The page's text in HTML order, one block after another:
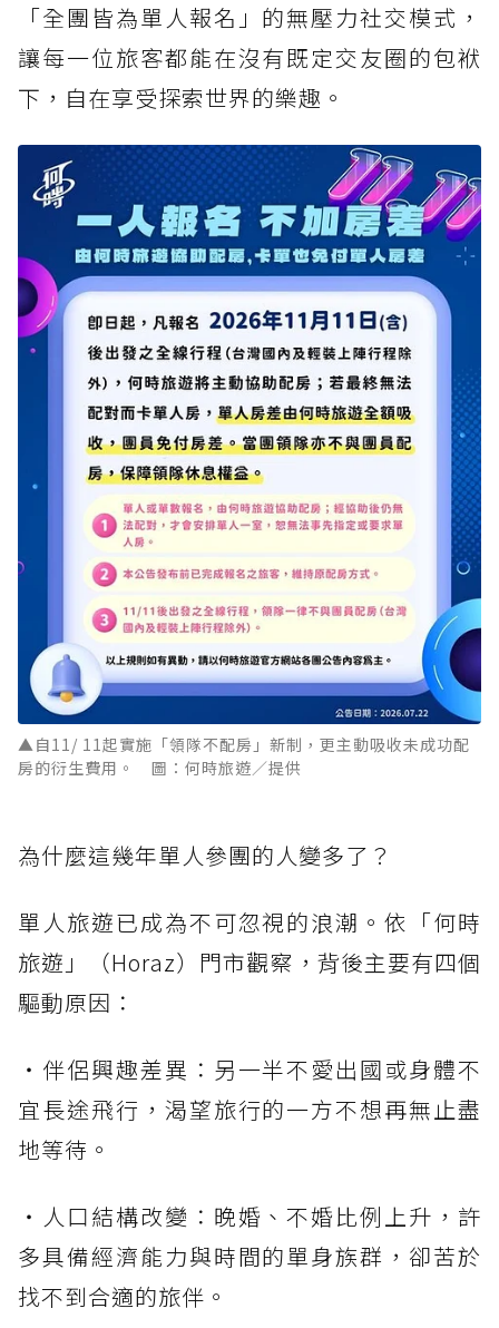
「全團皆為單人報名」的無壓力社交模式，
讓每一位旅客都能在沒有既定交友圈的包袱
下，自在享受探索世界的樂趣。
▲自11/ 11起實施「領隊不配房」新制，更主動吸收未成功配
房的衍生費用。 圖：何時旅遊／提供
為什麼這幾年單人參團的人變多了？
單人旅遊已成為不可忽視的浪潮。依「何時
旅遊」（Horaz）門市觀察，背後主要有四個
驅動原因：
・伴侶興趣差異：另一半不愛出國或身體不
宜長途飛行，渴望旅行的一方不想再無止盡
地等待。
・人口結構改變：晚婚、不婚比例上升，許
多具備經濟能力與時間的單身族群，卻苦於
找不到合適的旅伴。